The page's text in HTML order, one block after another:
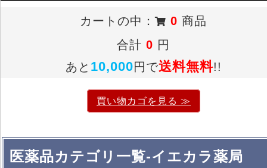
カートの中： 0 商品
合計0 円
あと 10,000円で送料無料!!
買い物カゴを見る ≫
医薬品カテゴリ一覧-イエカラ薬局